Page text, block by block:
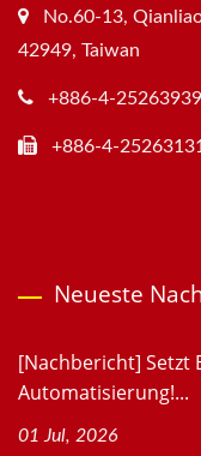
No.60-13,
42949, Taiwan
+886-4-25263939
+886-4-25263131
Neueste
[Nachbericht] Setzt
Automatisierung!...
01 Jul, 2026